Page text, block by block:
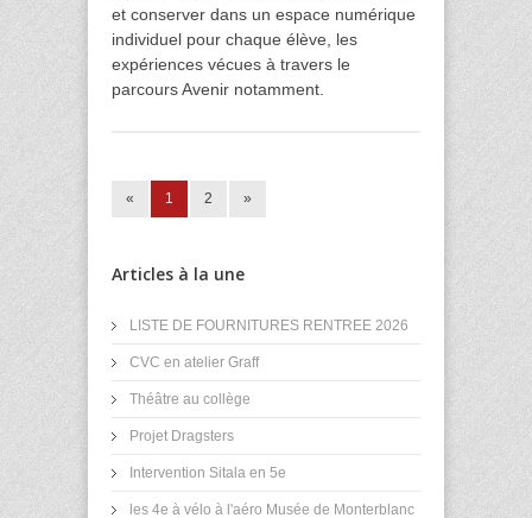
et conserver dans un espace numérique
individuel pour chaque élève, les
expériences vécues à travers le
parcours Avenir notamment.
« 1 2 »
Articles à la une
LISTE DE FOURNITURES RENTREE 2026
CVC en atelier Graff
Théâtre au collège
Projet Dragsters
Intervention Sitala en 5e
les 4e à vélo à l'aéro Musée de Monterblanc